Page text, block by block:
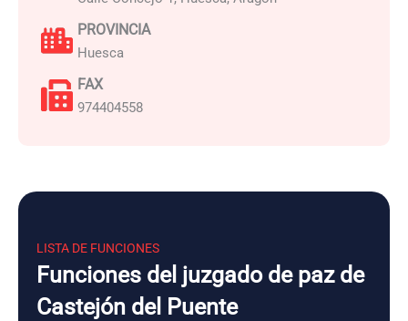
PROVINCIA
Huesca
FAX
974404558
LISTA DE FUNCIONES
Funciones del juzgado de paz de
Castejón del Puente